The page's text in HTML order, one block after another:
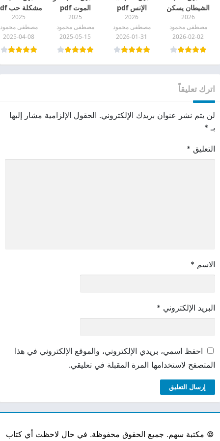
الشيطان يسكن
في بيتنا pdf
2026
مصطفى محمود
2026-02-02
الإنس pdf
2026
مصطفى محمود
2026-01-31
الموت pdf
2025
مصطفى محمود
2025-05-15
مشكلة حب pdf
2025
مصطفى محمود
2025-04-08
اترك تعليقاً
لن يتم نشر عنوان بريدك الإلكتروني. الحقول الإلزامية مشار إليها
بـ *
التعليق *
الاسم *
البريد الإلكتروني *
احفظ اسمي، بريدي الإلكتروني، والموقع الإلكتروني في هذا
المتصفح لاستخدامها المرة المقبلة في تعليقي.
© مكتبة سهم. جميع الحقوق محفوظة. في حال لاحظت أي كتاب